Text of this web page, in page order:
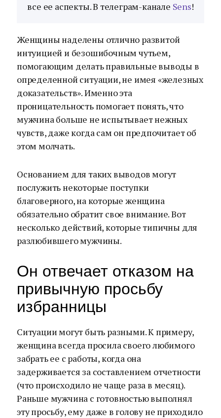
все ее аспекты. В телеграм-канале Sens!
Женщины наделены отлично развитой
интуицией и безошибочным чутьем,
помогающим делать правильные выводы в
определенной ситуации, не имея «железных
доказательств». Именно эта
проницательность помогает понять, что
мужчина больше не испытывает нежных
чувств, даже когда сам он предпочитает об
этом молчать.
Основанием для таких выводов могут
послужить некоторые поступки
благоверного, на которые женщина
обязательно обратит свое внимание. Вот
несколько действий, которые типичны для
разлюбившего мужчины.
Он отвечает отказом на
привычную просьбу
избранницы
Ситуации могут быть разными. К примеру,
женщина всегда просила своего любимого
забрать ее с работы, когда она
задерживается за составлением отчетности
(что происходило не чаще раза в месяц).
Раньше мужчина с готовностью выполнял
эту просьбу, ему даже в голову не приходило